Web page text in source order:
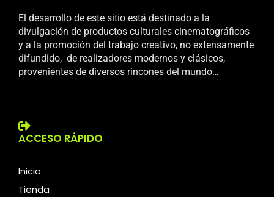
El desarrollo de este sitio está destinado a la
divulgación de productos culturales cinematográficos
y a la promoción del trabajo creativo, no extensamente
difundido, de realizadores modernos y clásicos,
provenientes de diversos rincones del mundo…
ACCESO RÁPIDO
Inicio
Tienda